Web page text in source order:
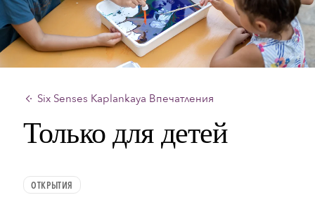
Six Senses Kaplankaya Впечатления
Только для детей
ОТКРЫТИЯ